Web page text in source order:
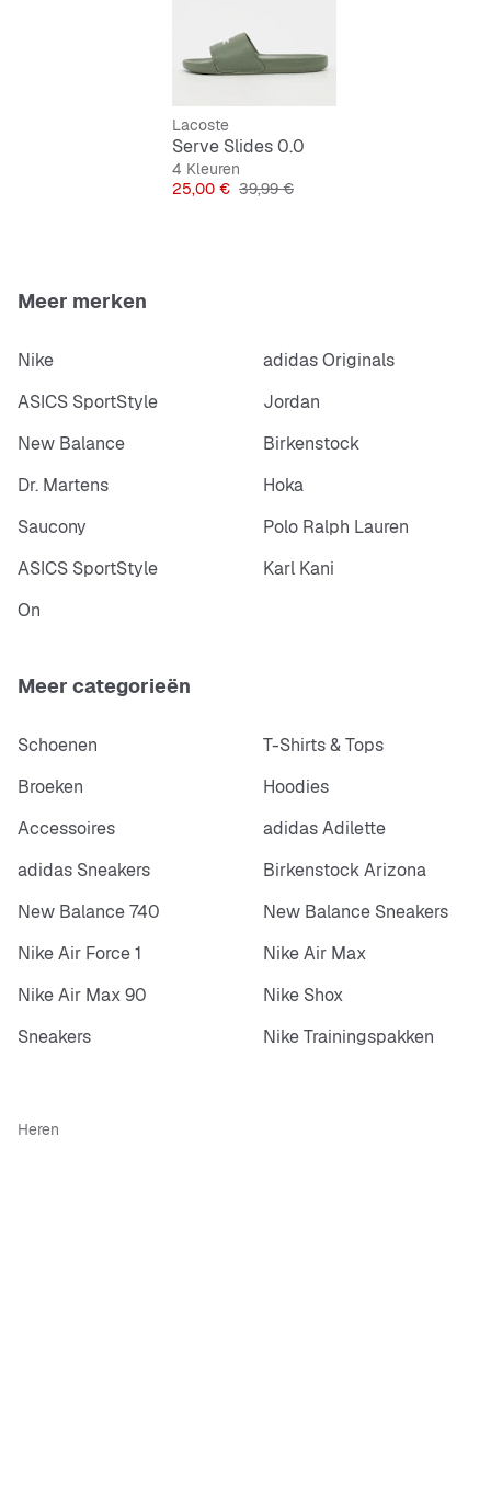
Onderhoudsvriendelijk en duurzaam
Slipper-design voor makkelijk aan- en uitdoen
Lacoste
Serve Slides 0.0
4 Kleuren
Prijs
25,00 € Originele Prijs
39,99 €
Meer merken
Nike
adidas Originals
ASICS SportStyle
Jordan
New Balance
Birkenstock
Dr. Martens
Hoka
Saucony
Polo Ralph Lauren
ASICS SportStyle
Karl Kani
On
Meer categorieën
Schoenen
T-Shirts & Tops
Broeken
Hoodies
Accessoires
adidas Adilette
adidas Sneakers
Birkenstock Arizona
New Balance 740
New Balance Sneakers
Nike Air Force 1
Nike Air Max
Nike Air Max 90
Nike Shox
Sneakers
Nike Trainingspakken
Heren